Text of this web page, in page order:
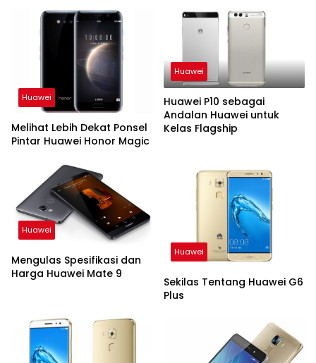
Huawei
Melihat Lebih Dekat Ponsel
Pintar Huawei Honor Magic
Huawei
Huawei P10 sebagai
Andalan Huawei untuk
Kelas Flagship
Huawei
Mengulas Spesifikasi dan
Harga Huawei Mate 9
Huawei
Sekilas Tentang Huawei G6
Plus